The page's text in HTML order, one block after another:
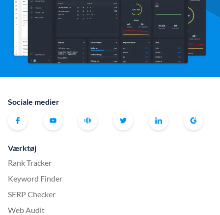
Sociale medier
Værktøj
Rank Tracker
Keyword Finder
SERP Checker
Web Audit